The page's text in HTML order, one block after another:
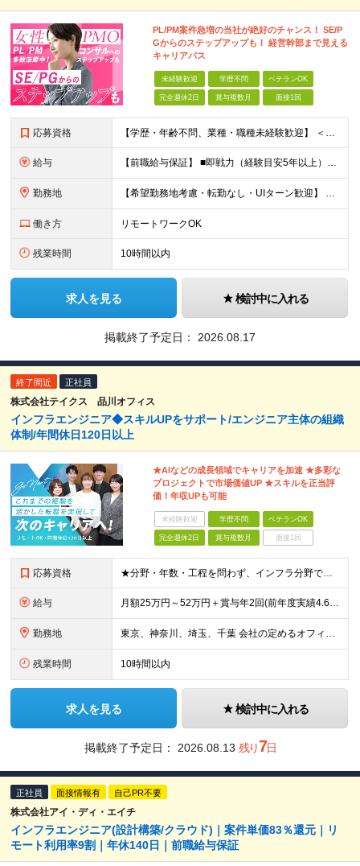
PL/PM案件急増の当社が絶好のチャンス！ SE/P
Gからのステップアップも！ 経営幹部まで見える
キャリアパス
未経験歓迎 学歴不問 ベテランOK
完全週休2日 賞与複数月 面接1回
応募資格 【学歴・年齢不問、業種・職種未経験歓迎】 ＜下記は尚歓迎＞ ■SE・PG経験がありキャリアアップしたい方 ■PL・PMの実務経験がある方 ★入社前面談・アンケートあり 入社前アンケートによりキャリア
給与 【前職給与保証】 ■即戦力（経験目安5年以上）： 月給45万円～80万円 ■経験者（経験目安3年以上）： 月給40万円～60万円 ■ローキャリア（経験目安1年程度）： 月給35万円～40万円 ■未経験
勤務地 【希望勤務地考慮・転勤なし・UIターン歓迎】 本社（東京都新宿区大京町）および首都圏の勤務先 ★リモートワーク応相談 ★上京を希望する地方在住者の方も大歓迎！ ★横浜に営業拠点開設 神奈川県内や神
働き方 リモートワークOK
残業時間 10時間以内
求人を見る 検討中に入れる
掲載終了予定日： 2026.08.17
終了間近 正社員
株式会社テイクス 品川オフィス
インフラエンジニア◆スキルUPをサポート/エンジニア主体の組織
体制/年間休日120日以上
★AIなどの成長領域でキャリアを加速 ★多彩な
プロジェクトで市場価値UP ★スキルを正当評
価！年収UPも可能
未経験歓迎 学歴不問 ベテランOK
完全週休2日 賞与複数月 面接1回
応募資格 ★分野・年数・工程を問わず、インフラ分野でのエンジニア経験をお持ちの方 ★学歴不問！ ※微経験、ブランクのある方も大歓迎です！ ※今回の募集では一人でも多くの方とお会いさせていただく予定です！ ≪
給与 月額25万円～52万円＋賞与年2回(前年度実績4.6ヶ月分) ※知識・スキル・経験年数を最大限考慮し、 十分な話し合いのうえ決定いたします。 ※別途、交通費支給(月5万円まで)あり ※試用期間6ヶ
勤務地 東京、神奈川、埼玉、千葉 会社の定めるオフィス ※通勤時間は考慮します。。
残業時間 10時間以内
求人を見る 検討中に入れる
掲載終了予定日： 2026.08.13 残り7日
正社員 面接情報有 自己PR不要
株式会社アイ・ディ・エイチ
インフラエンジニア(設計構築/クラウド)｜案件単価83％還元｜リ
モート利用率9割｜年休140日｜前職給与保証